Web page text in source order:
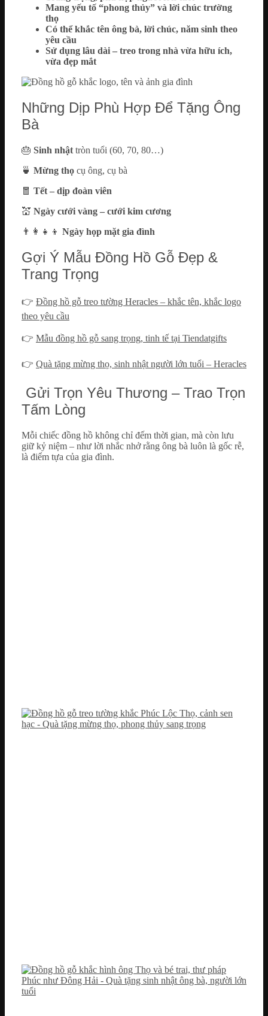
Mang yếu tố “phong thủy” và lời chúc trường
thọ
Có thể khắc tên ông bà, lời chúc, năm sinh theo
yêu cầu
Sử dụng lâu dài – treo trong nhà vừa hữu ích,
vừa đẹp mắt
Những Dịp Phù Hợp Để Tặng Ông
Bà
🎂 Sinh nhật tròn tuổi (60, 70, 80…)
🍵 Mừng thọ cụ ông, cụ bà
🧧 Tết – dịp đoàn viên
💒 Ngày cưới vàng – cưới kim cương
👨‍👩‍👧‍👦 Ngày họp mặt gia đình
Gợi Ý Mẫu Đồng Hồ Gỗ Đẹp &
Trang Trọng
👉 Đồng hồ gỗ treo tường Heracles – khắc tên, khắc logo
theo yêu cầu
👉 Mẫu đồng hồ gỗ sang trọng, tinh tế tại Tiendatgifts
👉 Quà tặng mừng thọ, sinh nhật người lớn tuổi – Heracles
Gửi Trọn Yêu Thương – Trao Trọn
Tấm Lòng
Mỗi chiếc đồng hồ không chỉ đếm thời gian, mà còn lưu
giữ kỷ niệm – như lời nhắc nhở rằng ông bà luôn là gốc rễ,
là điểm tựa của gia đình.